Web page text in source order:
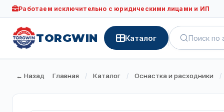
Работаем исключительно с юридическими лицами и ИП
TORGWIN Каталог
← Назад Главная / Каталог / Оснастка и расходники /